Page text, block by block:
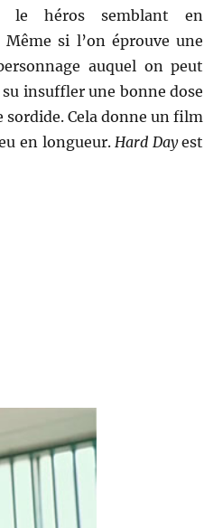
le héros semblant en
si l’on éprouve une
auquel on peut
insuffler une bonne dose
Cela donne un film
en longueur. Hard Dayest